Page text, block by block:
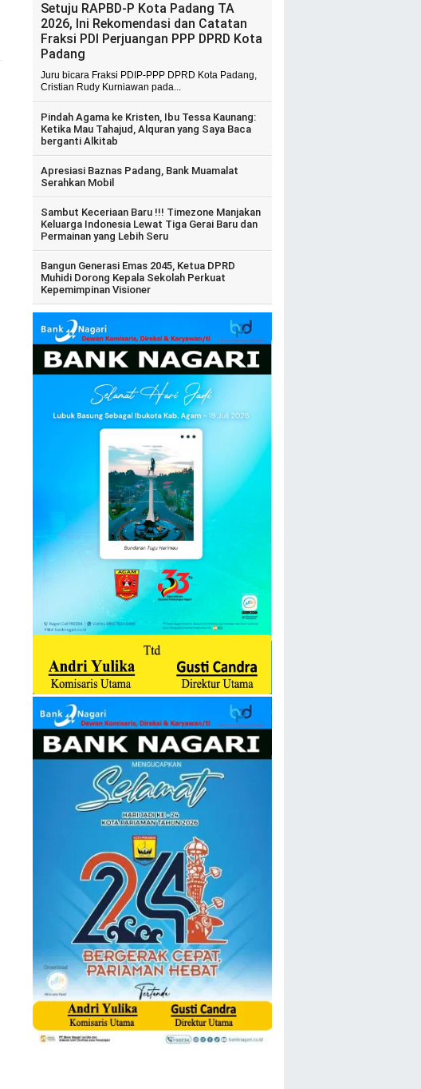
Setuju RAPBD-P Kota Padang TA
2026, Ini Rekomendasi dan Catatan
Fraksi PDI Perjuangan PPP DPRD Kota
Padang
Juru bicara Fraksi PDIP-PPP DPRD Kota Padang,
Cristian Rudy Kurniawan pada...
Pindah Agama ke Kristen, Ibu Tessa Kaunang:
Ketika Mau Tahajud, Alquran yang Saya Baca
berganti Alkitab
Apresiasi Baznas Padang, Bank Muamalat
Serahkan Mobil
Sambut Keceriaan Baru !!! Timezone Manjakan
Keluarga Indonesia Lewat Tiga Gerai Baru dan
Permainan yang Lebih Seru
Bangun Generasi Emas 2045, Ketua DPRD
Muhidi Dorong Kepala Sekolah Perkuat
Kepemimpinan Visioner